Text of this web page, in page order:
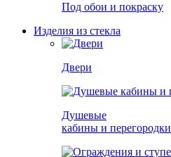
Под обои и покраску
Изделия из стекла
Двери
Душевые
кабины и перегородки